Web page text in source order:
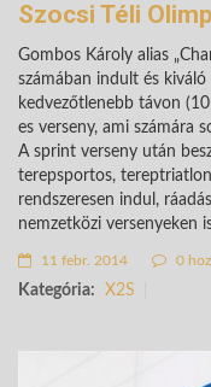
Szocsi Téli
Gombos Károly alias
számában indult és
kedvezőtlenebb távon
es verseny, ami számára
A sprint verseny után
terepsportos,
rendszeresen indul,
nemzetközi versenyeken
11 febr. 2014 0
Kategória: X2S